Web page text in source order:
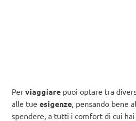
Per viaggiare puoi optare tra
alle tue esigenze , pensando bene
spendere, a tutti i comfort di cui